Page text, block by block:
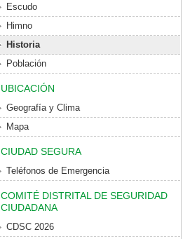
Escudo
Himno
Historia
Población
UBICACIÓN
Geografía y Clima
Mapa
CIUDAD SEGURA
Teléfonos de Emergencia
COMITÉ DISTRITAL DE SEGURIDAD
CIUDADANA
CDSC 2026